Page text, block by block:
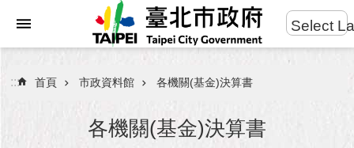
進
搜
Select
::: 首頁 市政資料館 各機關(基金)決算書
各機關(基金)決算書